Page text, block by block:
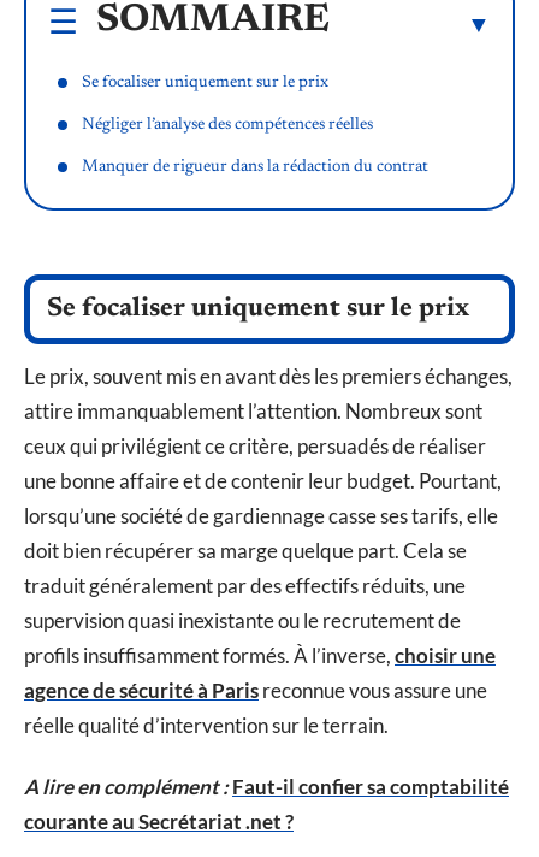
SOMMAIRE
Se focaliser uniquement sur le prix
Négliger l’analyse des compétences réelles
Manquer de rigueur dans la rédaction du contrat
Se focaliser uniquement sur le prix
Le prix, souvent mis en avant dès les premiers échanges,
attire immanquablement l’attention. Nombreux sont
ceux qui privilégient ce critère, persuadés de réaliser
une bonne affaire et de contenir leur budget. Pourtant,
lorsqu’une société de gardiennage casse ses tarifs, elle
doit bien récupérer sa marge quelque part. Cela se
traduit généralement par des effectifs réduits, une
supervision quasi inexistante ou le recrutement de
profils insuffisamment formés. À l’inverse,choisir une
agence de sécurité à Parisreconnue vous assure une
réelle qualité d’intervention sur le terrain.
A lire en complément :Faut-il confier sa comptabilité
courante au Secrétariat .net ?